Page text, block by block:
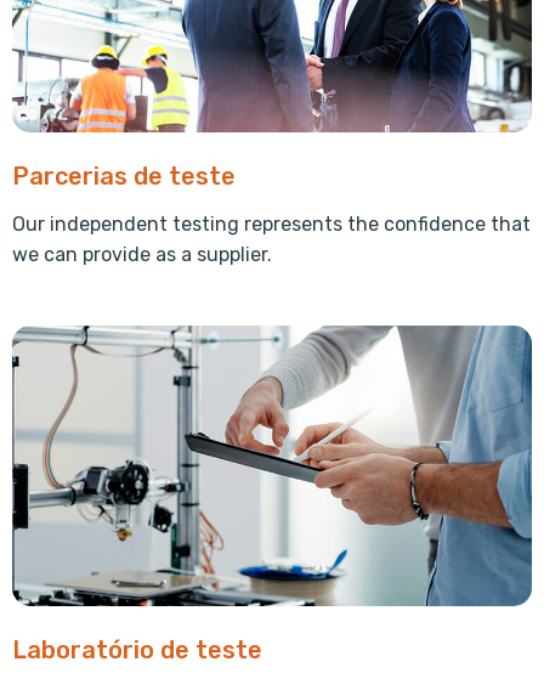
Parcerias de teste
Our independent testing represents the confidence that
we can provide as a supplier.
Laboratório de teste